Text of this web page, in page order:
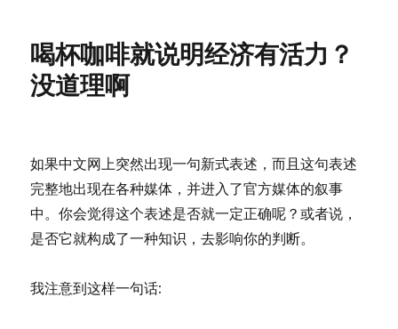
门
文
版
喝杯咖啡就说明经济有活力？
没道理啊
如果中文网上突然出现一句新式表述，而且这句表述
完整地出现在各种媒体，并进入了官方媒体的叙事
中。你会觉得这个表述是否就一定正确呢？或者说，
是否它就构成了一种知识，去影响你的判断。
我注意到这样一句话: